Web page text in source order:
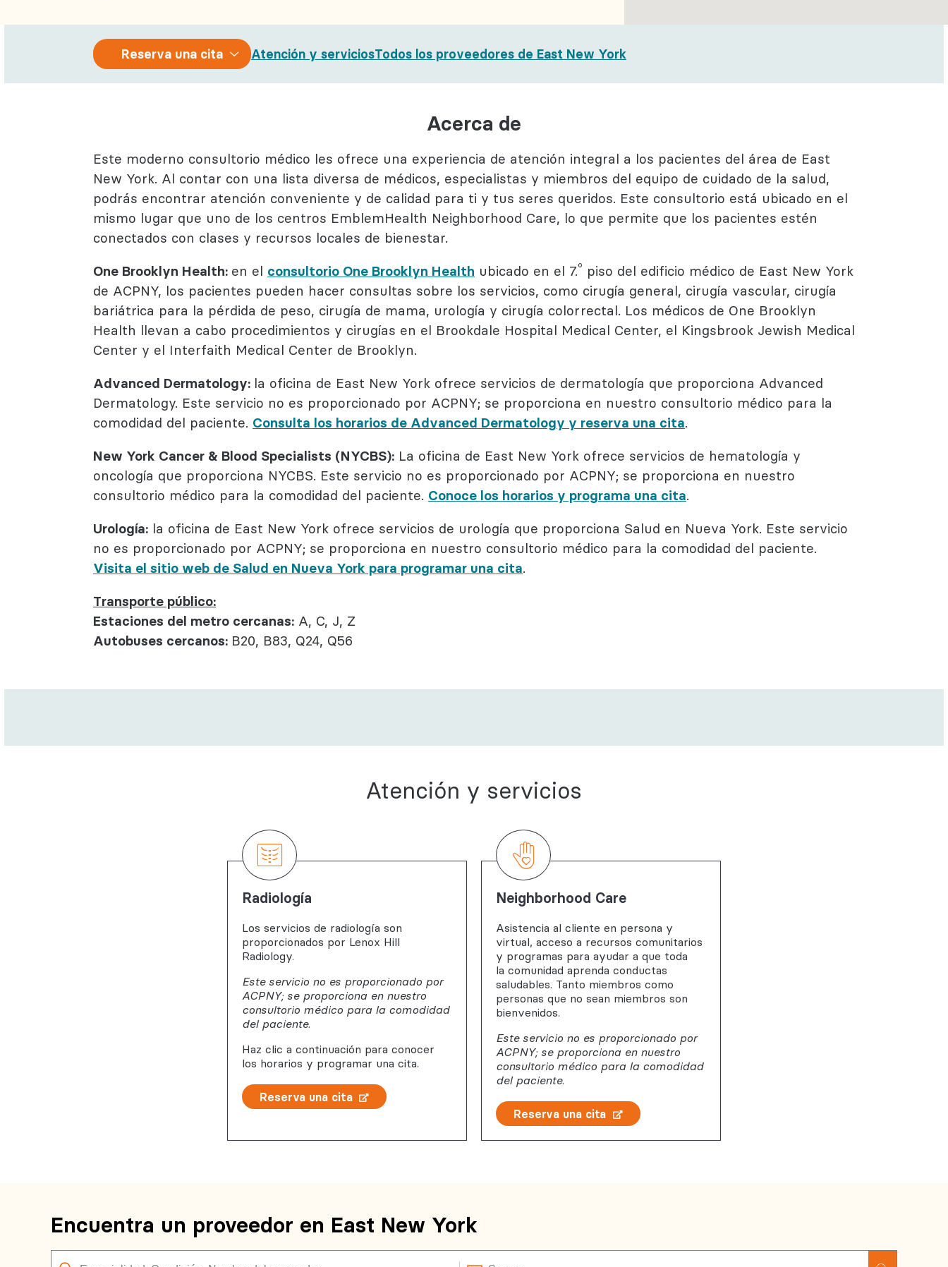
Reumatología
Reserva
una cita
Reserva una cita Atención y serviciosTodos los proveedores de East New York
Acerca de
Este moderno consultorio médico les ofrece una experiencia de atención integral a los pacientes del área de East
New York. Al contar con una lista diversa de médicos, especialistas y miembros del equipo de cuidado de la salud,
podrás encontrar atención conveniente y de calidad para ti y tus seres queridos. Este consultorio está ubicado en el
mismo lugar que uno de los centros EmblemHealth Neighborhood Care, lo que permite que los pacientes estén
conectados con clases y recursos locales de bienestar.
One Brooklyn Health: en el consultorio One Brooklyn Health ubicado en el 7.º piso del edificio médico de East New York
de ACPNY, los pacientes pueden hacer consultas sobre los servicios, como cirugía general, cirugía vascular, cirugía
bariátrica para la pérdida de peso, cirugía de mama, urología y cirugía colorrectal. Los médicos de One Brooklyn
Health llevan a cabo procedimientos y cirugías en el Brookdale Hospital Medical Center, el Kingsbrook Jewish Medical
Center y el Interfaith Medical Center de Brooklyn.
Advanced Dermatology: la oficina de East New York ofrece servicios de dermatología que proporciona Advanced
Dermatology. Este servicio no es proporcionado por ACPNY; se proporciona en nuestro consultorio médico para la
comodidad del paciente. Consulta los horarios de Advanced Dermatology y reserva una cita.
New York Cancer & Blood Specialists (NYCBS): La oficina de East New York ofrece servicios de hematología y
oncología que proporciona NYCBS. Este servicio no es proporcionado por ACPNY; se proporciona en nuestro
consultorio médico para la comodidad del paciente. Conoce los horarios y programa una cita.
Urología: la oficina de East New York ofrece servicios de urología que proporciona Salud en Nueva York. Este servicio
no es proporcionado por ACPNY; se proporciona en nuestro consultorio médico para la comodidad del paciente.
Visita el sitio web de Salud en Nueva York para programar una cita.
Transporte público:
Estaciones del metro cercanas: A, C, J, Z
Autobuses cercanos: B20, B83, Q24, Q56
Atención y servicios
Radiología
Los servicios de radiología son
proporcionados por Lenox Hill
Radiology.
Este servicio no es proporcionado por
ACPNY; se proporciona en nuestro
consultorio médico para la comodidad
del paciente.
Haz clic a continuación para conocer
los horarios y programar una cita.
Reserva una cita
Neighborhood Care
Asistencia al cliente en persona y
virtual, acceso a recursos comunitarios
y programas para ayudar a que toda
la comunidad aprenda conductas
saludables. Tanto miembros como
personas que no sean miembros son
bienvenidos.
Este servicio no es proporcionado por
ACPNY; se proporciona en nuestro
consultorio médico para la comodidad
del paciente.
Reserva una cita
Encuentra un proveedor en East New York